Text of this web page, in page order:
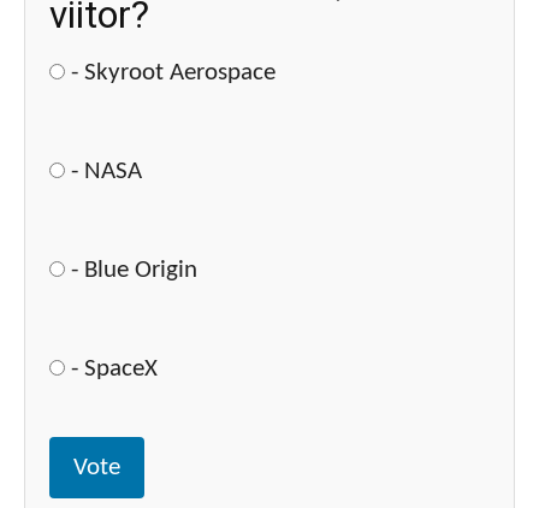
viitor?
- Skyroot Aerospace
- NASA
- Blue Origin
- SpaceX
Vote